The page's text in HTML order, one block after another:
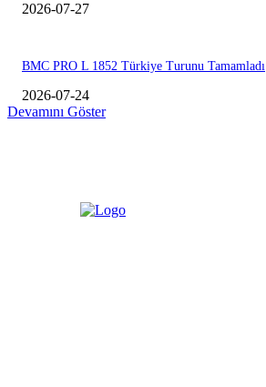
2026-07-27
BMC PRO L 1852 Türkiye Turunu Tamamladı
2026-07-24
Devamını Göster